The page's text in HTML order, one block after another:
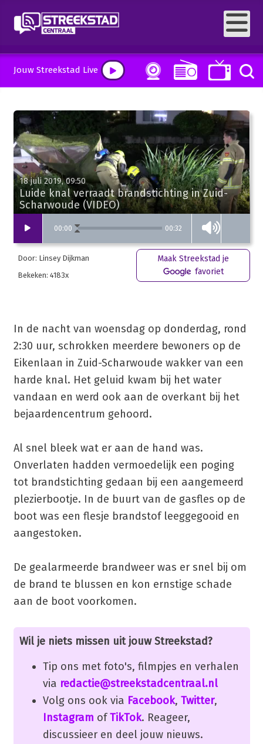
Jouw Streekstad Live
00:00 00:32
18 juli 2019, 09:50
Luide knal verraadt brandstichting in Zuid-
Scharwoude (VIDEO)
Door: Linsey Dijkman
Bekeken: 4183x
Maak Streekstad je
favoriet
In de nacht van woensdag op donderdag, rond
2:30 uur, schrokken meerdere bewoners op de
Eikenlaan in Zuid-Scharwoude wakker van een
harde knal. Het geluid kwam bij het water
vandaan en werd ook aan de overkant bij het
bejaardencentrum gehoord.
Al snel bleek wat er aan de hand was.
Onverlaten hadden vermoedelijk een poging
tot brandstichting gedaan bij een aangemeerd
plezierbootje. In de buurt van de gasfles op de
boot was een flesje brandstof leeggegooid en
aangestoken.
De gealarmeerde brandweer was er snel bij om
de brand te blussen en kon ernstige schade
aan de boot voorkomen.
Wil je niets missen uit jouw Streekstad?
Tip ons met foto's, filmpjes en verhalen
via redactie@streekstadcentraal.nl
Volg ons ook via Facebook, Twitter,
Instagram ofTikTok. Reageer,
discussieer en deel jouw nieuws.